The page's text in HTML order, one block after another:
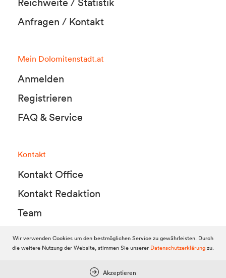
Reichweite / Statistik
Anfragen / Kontakt
Mein Dolomitenstadt.at
Anmelden
Registrieren
FAQ & Service
Kontakt
Kontakt Office
Kontakt Redaktion
Team
© 2010-2026 Dolomitenstadt.at
Wir verwenden Cookies um den bestmöglichen Service zu gewährleisten. Durch
die weitere Nutzung der Website, stimmen Sie unserer Datenschutzerklärungzu.
Akzeptieren